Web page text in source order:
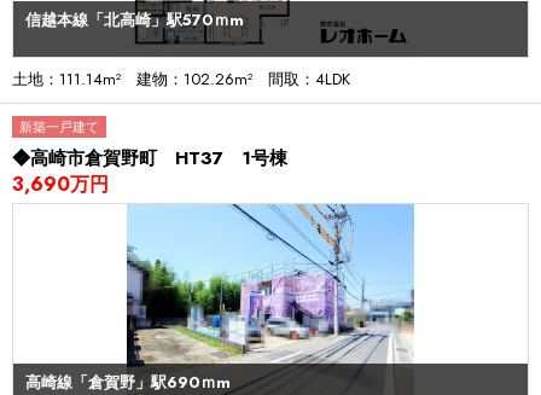
信越本線「北高崎」駅570ｍm
土地：111.14m² 建物：102.26m² 間取：4LDK
新築一戸建て
◆高崎市倉賀野町 HT37 1号棟
3,690万円
高崎線「倉賀野」駅690ｍm